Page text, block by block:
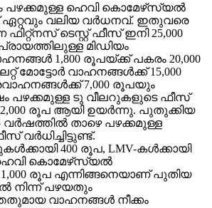
പഴക്കമുള്ള ഹെവി കൊമേഴ്‌സ്യല്‍
വലിയ വര്‍ധനവ്. ഇതുവരെ
ഫിറ്റ്‌നസ് ടെസ്റ്റ് ഫീസ് ഇനി 25,000
മിഡിയം
1,800 രൂപയ്ക്ക് പകരം 20,000
മോട്ടോര്‍ വാഹനങ്ങള്‍ക്ക് 15,000
7,000 രൂപയും
പഴക്കമുള്ള ടു വീലറുകളുടെ ഫീസ്
2,000 രൂപ ആയി ഉയര്‍ന്നു. പുതുക്കിയ
വര്‍ഷത്തില്‍ താഴെ പഴക്കമുള്ള
വര്‍ധിച്ചിട്ടുണ്ട്.
400 രൂപ, LMV-കള്‍ക്കായി
ഹെവി കൊമേഴ്‌സ്യല്‍
രൂപ എന്നിങ്ങനെയാണ് പുതിയ
നിന്ന് പഴയതും
വാഹനങ്ങള്‍ നീക്കം